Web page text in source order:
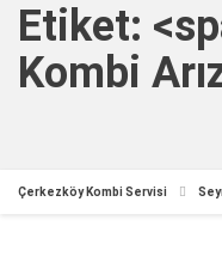
Etiket:
Kombi
Çerkezköy Kombi Servisi